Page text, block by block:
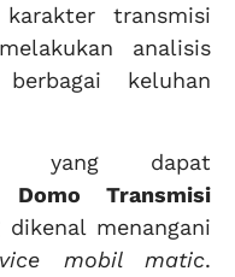
transmisi
analisis
keluhan
yang dapat
Domo Transmisi
dikenal menangani
mobil matic.